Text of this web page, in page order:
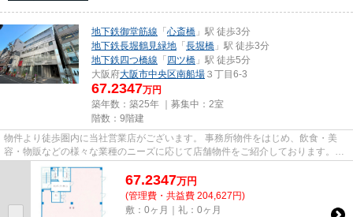
地下鉄御堂筋線 「心斎橋 」駅 徒歩3分
地下鉄長堀鶴見緑地 「長堀橋 」駅 徒歩3分
地下鉄四つ橋線 「四ツ橋 」駅 徒歩5分
大阪府大阪市中央区南船場 ３丁目6-3
67.2347万円
築年数：築25年 ｜募集中： 2室
階数：9階建
物件より徒歩圏内に当社営業店がございます。 事務所物件をはじめ、飲食・美
容・物販などの様々な業種のニーズに応じて店舗物件をご紹介しております。
尚、弊社ではおとり広告は一切...
67.2347万円
(管理費・共益費 204,627円)
敷：0ヶ月｜礼：0ヶ月